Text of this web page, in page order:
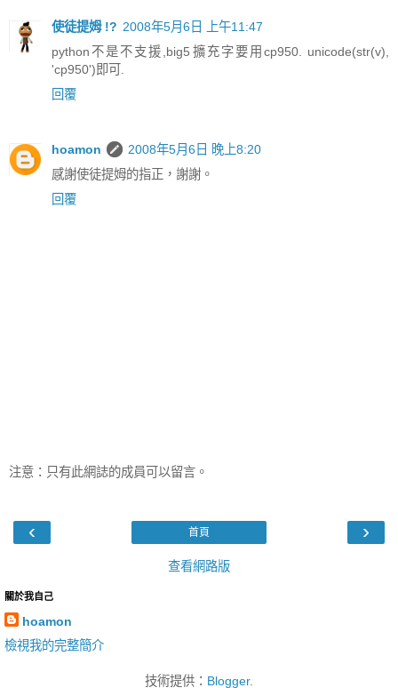
使徒提姆 !? 2008年5月6日 上午11:47
python不是不支援,big5擴充字要用cp950. unicode(str(v),
'cp950')即可.
回覆
hoamon
2008年5月6日 晚上8:20
感謝使徒提姆的指正，謝謝。
回覆
注意：只有此網誌的成員可以留言。
‹ ›
首頁
查看網路版
關於我自己
hoamon
檢視我的完整簡介
技術提供： Blogger.